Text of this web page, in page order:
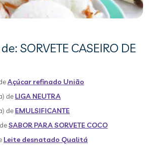
SORVETE CASEIRO DE
Açúcar refinado União
de LIGA NEUTRA
de EMULSIFICANTE
SABOR PARA SORVETE COCO
Leite desnatado Qualitá